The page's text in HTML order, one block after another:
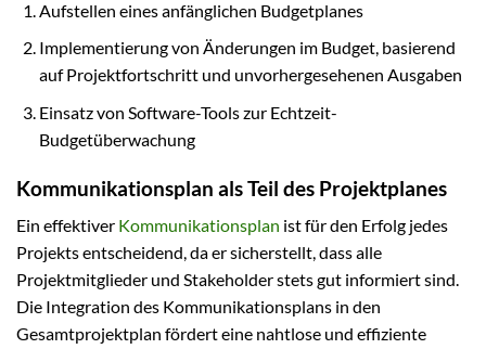
Aufstellen eines anfänglichen Budgetplanes
Implementierung von Änderungen im Budget, basierend
auf Projektfortschritt und unvorhergesehenen Ausgaben
Einsatz von Software-Tools zur Echtzeit-
Budgetüberwachung
Kommunikationsplan als Teil des Projektplanes
Ein effektiver Kommunikationsplan ist für den Erfolg jedes
Projekts entscheidend, da er sicherstellt, dass alle
Projektmitglieder und Stakeholder stets gut informiert sind.
Die Integration des Kommunikationsplans in den
Gesamtprojektplan fördert eine nahtlose und effiziente